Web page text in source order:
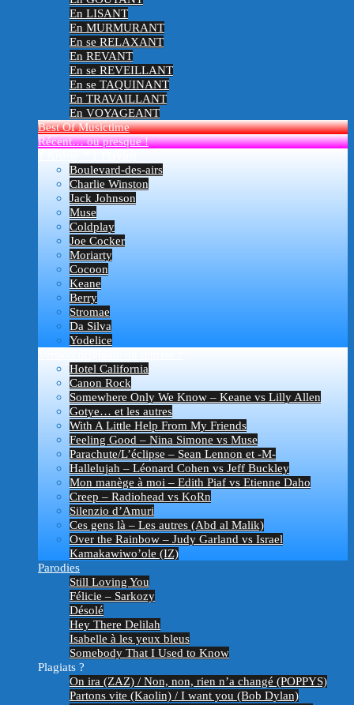
En LISANT
En MURMURANT
En se RELAXANT
En REVANT
En se REVEILLANT
En se TAQUINANT
En TRAVAILLANT
En VOYAGEANT
Best Of Musictime
Récent… ou presque !
Boulevard-des-airs
Charlie Winston
Jack Johnson
Muse
Coldplay
Joe Cocker
Moriarty
Cocoon
Keane
Berry
Stromae
Da Silva
Yodelice
Hotel California
Canon Rock
Somewhere Only We Know – Keane vs Lilly Allen
Gotye… et les autres
With A Little Help From My Friends
Feeling Good – Nina Simone vs Muse
Parachute/L’éclipse – Sean Lennon et -M-
Hallelujah – Léonard Cohen vs Jeff Buckley
Mon manège à moi – Edith Piaf vs Etienne Daho
Creep – Radiohead vs KoRn
Silenzio d’Amuri
Ces gens là – Les autres (Abd al Malik)
Over the Rainbow – Judy Garland vs Israel
Kamakawiwo’ole (IZ)
Parodies
Still Loving You
Félicie – Sarkozy
Désolé
Hey There Delilah
Isabelle à les yeux bleus
Somebody That I Used to Know
Plagiats ?
On ira (ZAZ) / Non, non, rien n’a changé (POPPYS)
Partons vite (Kaolin) / I want you (Bob Dylan)